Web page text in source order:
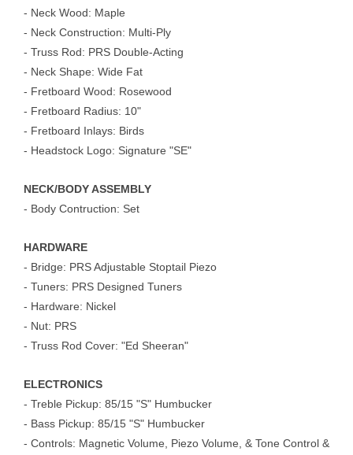
- Neck Wood: Maple
- Neck Construction: Multi-Ply
- Truss Rod: PRS Double-Acting
- Neck Shape: Wide Fat
- Fretboard Wood: Rosewood
- Fretboard Radius: 10"
- Fretboard Inlays: Birds
- Headstock Logo: Signature "SE"
NECK/BODY ASSEMBLY
- Body Contruction: Set
HARDWARE
- Bridge: PRS Adjustable Stoptail Piezo
- Tuners: PRS Designed Tuners
- Hardware: Nickel
- Nut: PRS
- Truss Rod Cover: "Ed Sheeran"
ELECTRONICS
- Treble Pickup: 85/15 "S" Humbucker
- Bass Pickup: 85/15 "S" Humbucker
- Controls: Magnetic Volume, Piezo Volume, & Tone Control &